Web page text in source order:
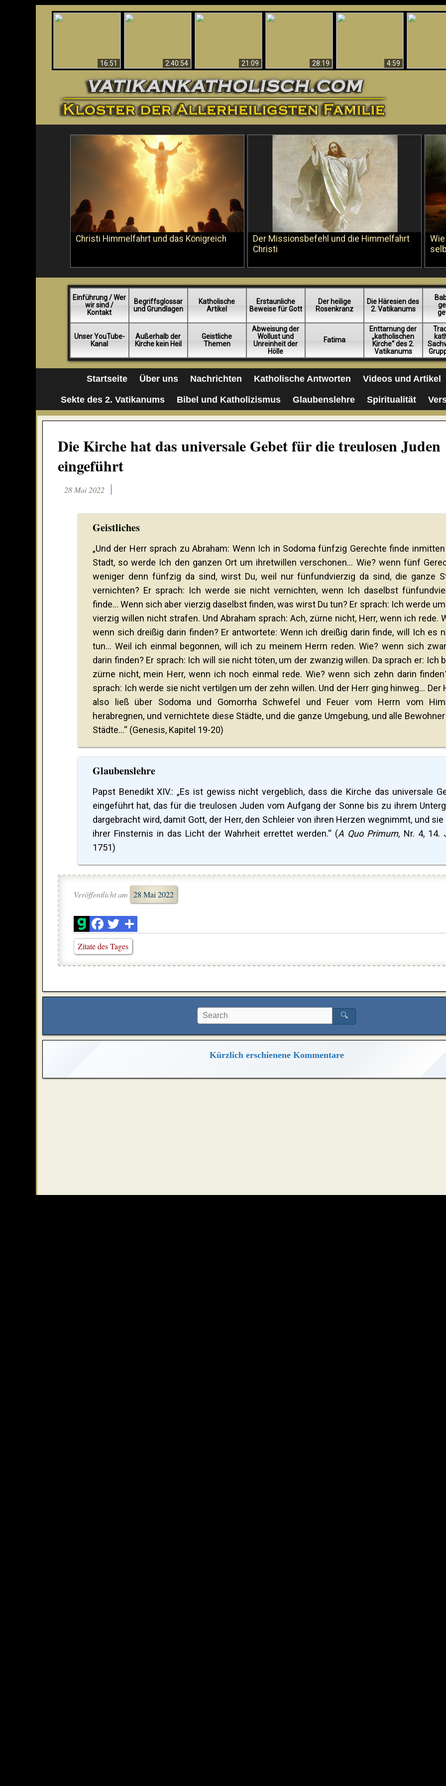
16:51
2:40:54
21:09
28:19
4:59
Christi Himmelfahrt und das Königreich
Der Missionsbefehl und die Himmelfahrt
Christi
Einführung / Wer
wir sind /
Kontakt
Begriffsglossar
und Grundlagen
Katholische
Artikel
Erstaunliche
Beweise für Gott
Der heilige
Rosenkranz
Die Häresien des
2. Vatikanums
Unser YouTube-
Kanal
Außerhalb der
Kirche kein Heil
Geistliche
Themen
Abweisung der
Wollust und
Unreinheit der
Hölle
Fatima
Enttarnung der
„katholischen
Kirche“ des 2.
Vatikanums
Startseite Über uns Nachrichten Katholische Antworten Videos und Artikel
Sekte des 2. Vatikanums Bibel und Katholizismus Glaubenslehre Spiritualität
Die Kirche hat das universale Gebet für die treulosen Juden
eingeführt
28 Mai 2022
Geistliches
„Und der Herr sprach zu Abraham: Wenn Ich in Sodoma fünfzig Gerechte finde
Stadt, so werde Ich den ganzen Ort um ihretwillen verschonen... Wie? wenn fünf
weniger denn fünfzig da sind, wirst Du, weil nur fünfundvierzig da sind, die ganze
vernichten? Er sprach: Ich werde sie nicht vernichten, wenn Ich daselbst
finde… Wenn sich aber vierzig daselbst finden, was wirst Du tun? Er sprach: Ich werde
vierzig willen nicht strafen. Und Abraham sprach: Ach, zürne nicht, Herr, wenn ich rede.
wenn sich dreißig darin finden? Er antwortete: Wenn ich dreißig darin finde, will Ich es
tun… Weil ich einmal begonnen, will ich zu meinem Herrn reden. Wie? wenn sich
darin finden? Er sprach: Ich will sie nicht töten, um der zwanzig willen. Da sprach er: Ich
zürne nicht, mein Herr, wenn ich noch einmal rede. Wie? wenn sich zehn darin
sprach: Ich werde sie nicht vertilgen um der zehn willen. Und der Herr ging hinweg… Der
also ließ über Sodoma und Gomorrha Schwefel und Feuer vom Herrn vom
herabregnen, und vernichtete diese Städte, und die ganze Umgebung, und alle
Städte...“ (Genesis, Kapitel 19-20)
Glaubenslehre
Papst Benedikt XIV.: „Es ist gewiss nicht vergeblich, dass die Kirche das universale
eingeführt hat, das für die treulosen Juden vom Aufgang der Sonne bis zu ihrem
dargebracht wird, damit Gott, der Herr, den Schleier von ihren Herzen wegnimmt, und sie
ihrer Finsternis in das Licht der Wahrheit errettet werden.“ (A Quo Primum, Nr. 4, 14.
1751)
Veröffentlicht am 28 Mai 2022
Zitate des Tages
🔍
Kürzlich erschienene Kommentare